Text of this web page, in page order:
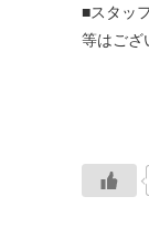
■スタッ
等はござ